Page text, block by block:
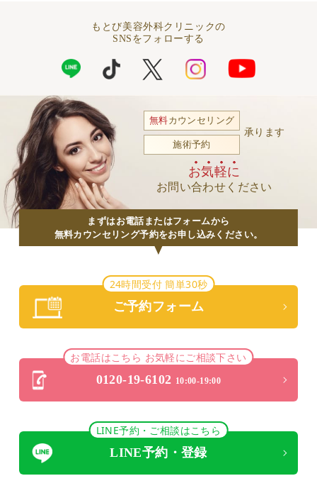
もとび美容外科クリニックの
SNSをフォローする
無料カウンセリング
施術予約
承ります
お気軽に
お問い合わせください
まずはお電話またはフォームから
無料カウンセリング予約をお申し込みください。
24時間受付 簡単30秒
ご予約フォーム
お電話はこちら お気軽にご相談下さい
0120-19-6102 10:00-19:00
LINE予約・ご相談はこちら
LINE予約・登録